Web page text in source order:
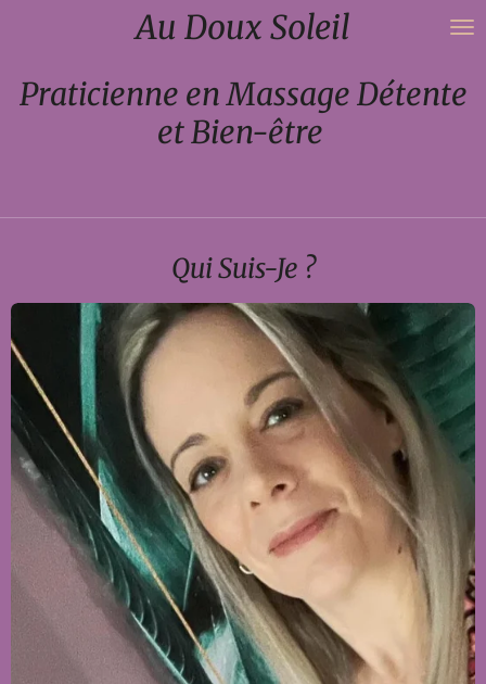
principal
Au Doux Soleil
Praticienne en Massage Détente
et Bien-être
Qui Suis-Je ?